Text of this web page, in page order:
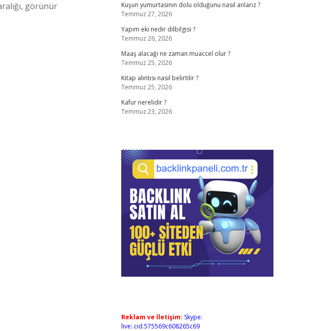
görünür
Kuşun yumurtasının dolu olduğunu nasıl anlarız ?
Temmuz 27, 2026
Yapım eki nedir dilbilgisi ?
Temmuz 26, 2026
Maaş alacağı ne zaman muaccel olur ?
Temmuz 25, 2026
Kitap alıntısı nasıl belirtilir ?
Temmuz 25, 2026
Kafur nerelidir ?
Temmuz 23, 2026
Reklam ve İletişim: Skype:
live:.cid.575569c608265c69